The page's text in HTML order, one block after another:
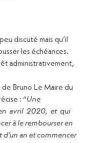
discuté mais qu’il
les échéances.
administrativement,
Bruno Le Maire du
: “Une
avril 2020, et qui
à le rembourser en
an et commencer